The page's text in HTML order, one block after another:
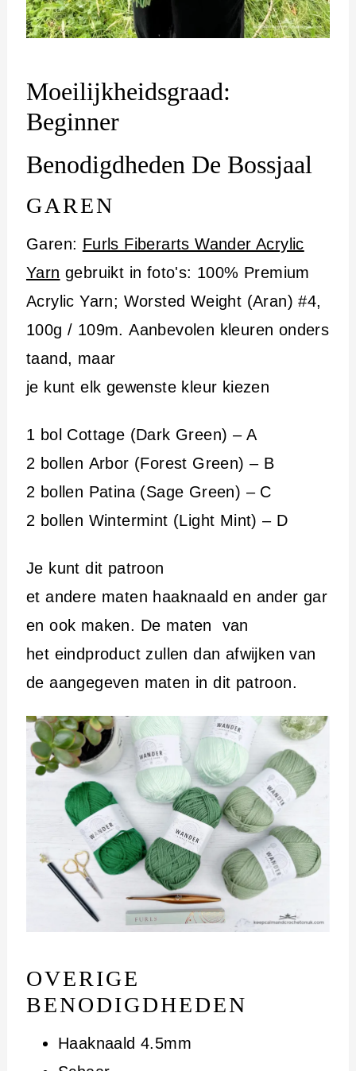
Moeilijkheidsgraad:
Beginner
Benodigdheden De Bossjaal
GAREN
Garen: Furls Fiberarts Wander Acrylic
Yarn gebruikt in foto's: 100% Premium
Acrylic Yarn; Worsted Weight (Aran) #4,
100g / 109m. Aanbevolen kleuren onders
taand, maar
je kunt elk gewenste kleur kiezen
1 bol Cottage (Dark Green) – A
2 bollen Arbor (Forest Green) – B
2 bollen Patina (Sage Green) – C
2 bollen Wintermint (Light Mint) – D
Je kunt dit patroon
et andere maten haaknaald en ander gar
en ook maken. De maten van
het eindproduct zullen dan afwijken van
de aangegeven maten in dit patroon.
OVERIGE
BENODIGDHEDEN
Haaknaald 4.5mm